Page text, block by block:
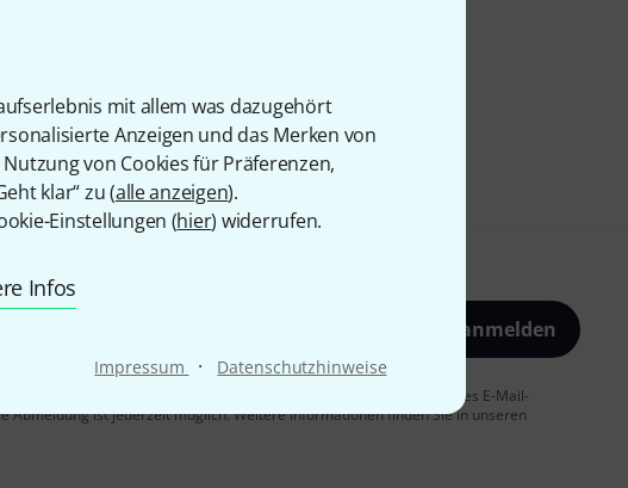
mit allem was dazugehört
Anzeigen und das Merken von
von Cookies für Präferenzen,
klar“ zu (alle anzeigen).
Einstellungen (hier) widerrufen.
Infos
Impressum · Datenschutzhinweise
Jetzt anmelden
stimmen Sie dem Erhalt von E-Mail-Werbung und einer Messung des E-Mail-
Abmeldung ist jederzeit möglich. Weitere Informationen finden Sie in unseren